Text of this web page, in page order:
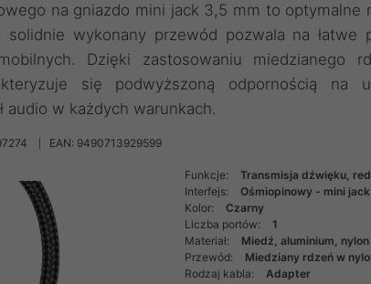
na gniazdo mini jack 3,5 mm to optymalne
wykonany przewód pozwala na łatwe
Dzięki zastosowaniu miedzianego
się podwyższoną odpornością na
audio w każdych warunkach.
EAN: 9490713929599
Funkcje:
Transmisja dźwięku,
Interfejs:
Ośmiopinowy - mini
Kolor:
Czarny
Liczba portów:
1
Materiał:
Miedź, aluminium, nylon
Przewód:
Miedziany rdzeń w
Rodzaj kabla:
Adapter